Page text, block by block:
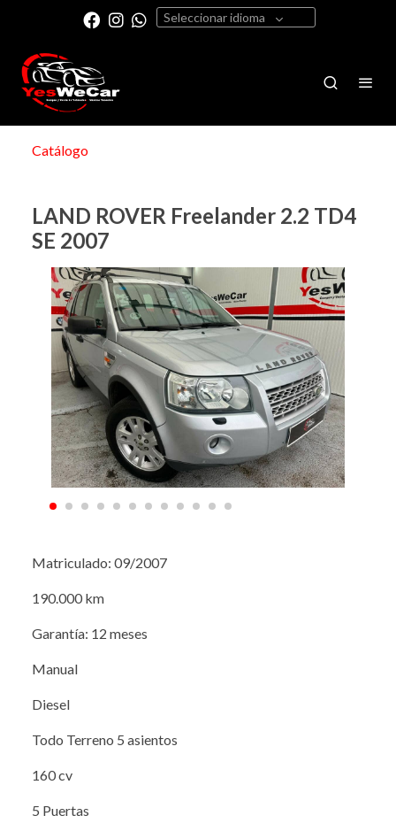
Seleccionar idioma
Catálogo
LAND ROVER Freelander 2.2 TD4
SE 2007
Matriculado: 09/2007
190.000 km
Garantía: 12 meses
Manual
Diesel
Todo Terreno 5 asientos
160 cv
5 Puertas